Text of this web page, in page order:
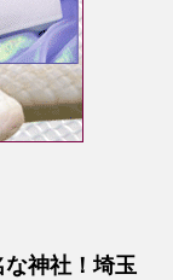
神社！埼玉